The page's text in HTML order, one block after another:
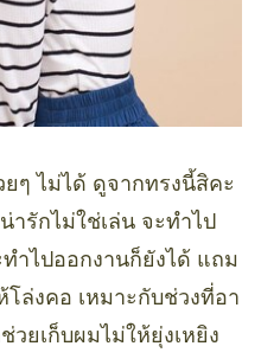
ๆ ไม่ได้ ดูจากทรงนี้สิคะ
รักไม่ใช่เล่น จะทำไป
ำไปออกงานก็ยังได้ แถม
ล่งคอ เหมาะกับช่วงที่อา
ยเก็บผมไม่ให้ยุ่งเหยิง